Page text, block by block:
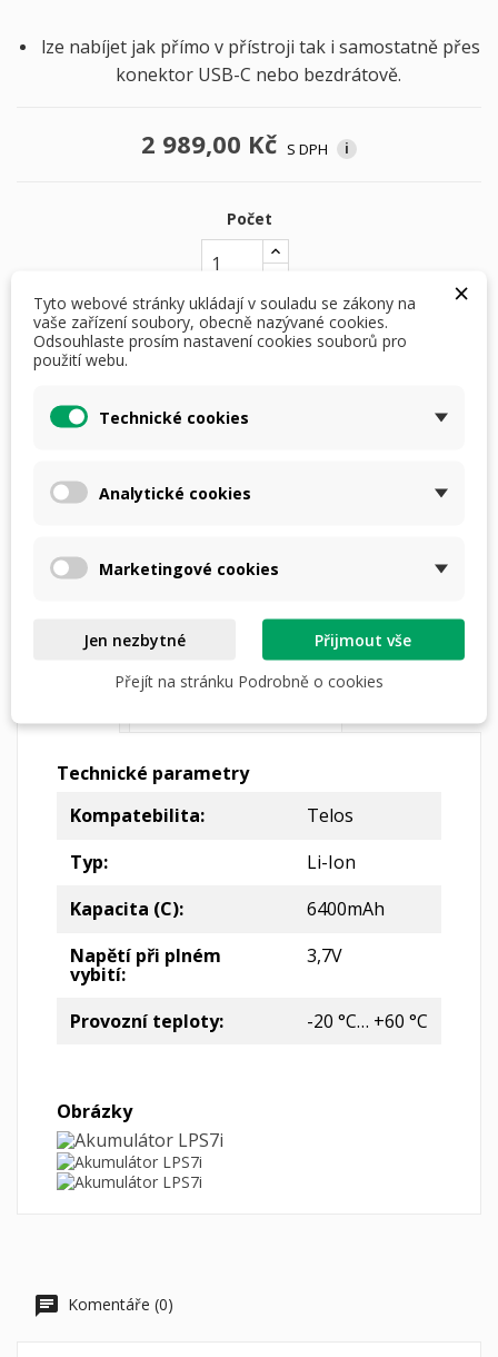
lze nabíjet jak přímo v přístroji tak i samostatně přes
konektor USB-C nebo bezdrátově.
2 989,00 Kč S DPH i
Počet
PŘIDAT DO KOŠÍKU
nebo4 × 747,- Kč
Technické parametry
Kompatebilita:
Telos
Typ:
Li-Ion
Kapacita (C):
6400mAh
Napětí při plném
vybití:
3,7V
Provozní teploty: -20 °С… +60 °C
Obrázky
Komentáře (0)
×
Tyto webové stránky ukládají v souladu se zákony na
vaše zařízení soubory, obecně nazývané cookies.
Odsouhlaste prosím nastavení cookies souborů pro
použití webu.
Technické cookies
Analytické cookies
Marketingové cookies
Jen nezbytné
Přijmout vše
Přejít na stránku Podrobně o cookies